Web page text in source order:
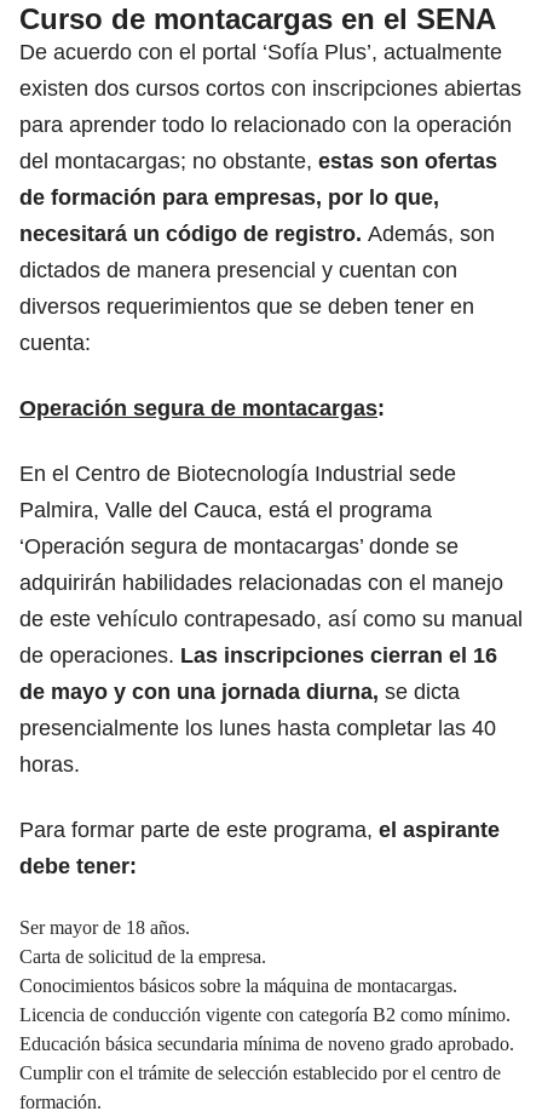
Curso de montacargas en el SENA
De acuerdo con el portal ‘Sofía Plus’, actualmente
existen dos cursos cortos con inscripciones abiertas
para aprender todo lo relacionado con la operación
del montacargas; no obstante, estas son ofertas
de formación para empresas, por lo que,
necesitará un código de registro. Además, son
dictados de manera presencial y cuentan con
diversos requerimientos que se deben tener en
cuenta:
Operación segura de montacargas:
En el Centro de Biotecnología Industrial sede
Palmira, Valle del Cauca, está el programa
‘Operación segura de montacargas’ donde se
adquirirán habilidades relacionadas con el manejo
de este vehículo contrapesado, así como su manual
de operaciones. Las inscripciones cierran el 16
de mayo y con una jornada diurna, se dicta
presencialmente los lunes hasta completar las 40
horas.
Para formar parte de este programa, el aspirante
debe tener:
Ser mayor de 18 años.
Carta de solicitud de la empresa.
Conocimientos básicos sobre la máquina de montacargas.
Licencia de conducción vigente con categoría B2 como mínimo.
Educación básica secundaria mínima de noveno grado aprobado.
Cumplir con el trámite de selección establecido por el centro de
formación.